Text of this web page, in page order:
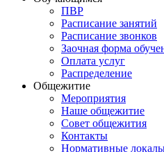
ПВР
Расписание занятий
Расписание звонков
Заочная форма
Оплата услуг
Распределение
Общежитие
Мероприятия
Наше общежитие
Совет общежития
Контакты
Нормативные